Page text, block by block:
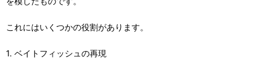
これにはいくつかの役割があります。
1. ベイトフィッシュの再現